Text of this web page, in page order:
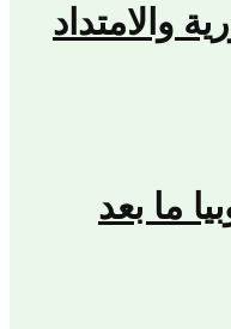
ما بعد
والامتداد